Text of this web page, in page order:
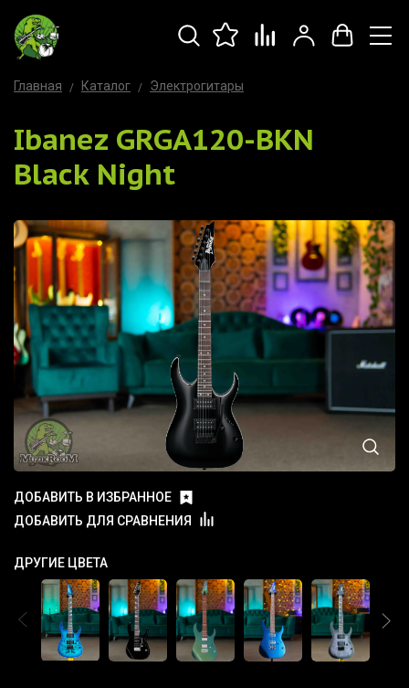
Главная Каталог Электрогитары
Ibanez GRGA120-BKN
Black Night
ДОБАВИТЬ В ИЗБРАННОЕ
ДОБАВИТЬ ДЛЯ СРАВНЕНИЯ
ДРУГИЕ ЦВЕТА